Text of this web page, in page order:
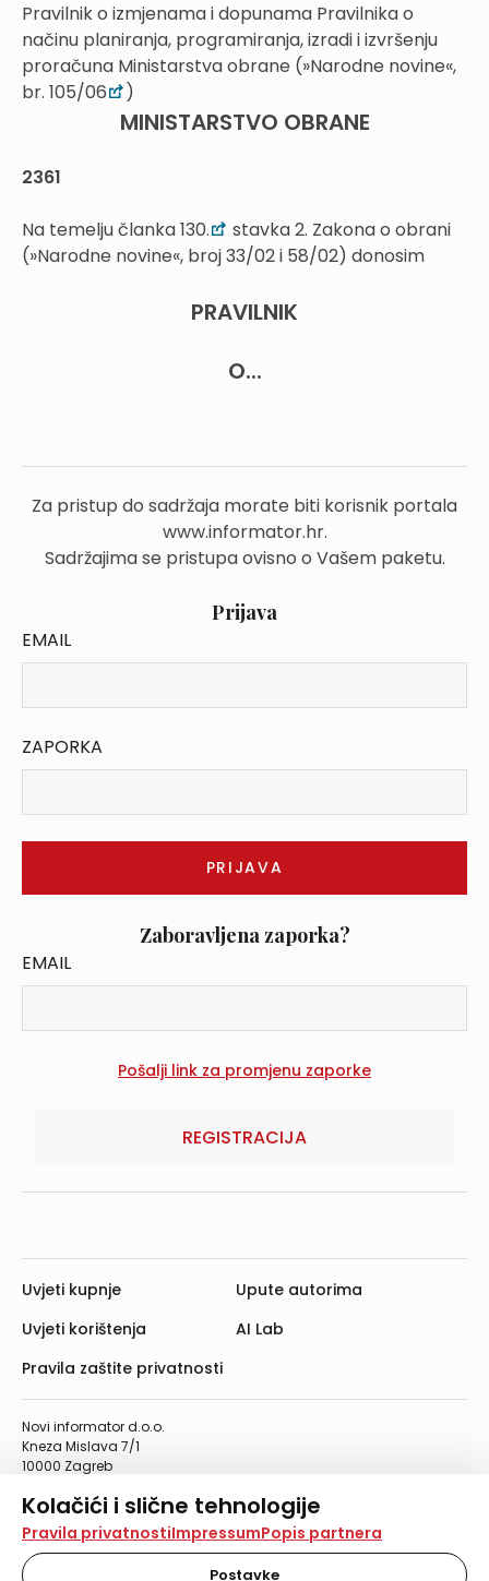
Kolačići i slične tehnologije
Na našoj web stranici koristimo kolačiće i slične
tehnologije za pohranu, čitanje i obradu informacija na
vašem uređaju. Time poboljšavamo korisničko iskustvo,
Pravila privatnostiImpressumPopis partnera
Postavke
Pravilnik o izmjenama i dopunama Pravilnika o
načinu planiranja, programiranja, izradi i izvršenju
proračuna Ministarstva obrane (»Narodne novine«,
br. 105/06
)
MINISTARSTVO OBRANE
2361
Na temelju članka 130.
stavka 2. Zakona o obrani
(»Narodne novine«, broj 33/02 i 58/02) donosim
PRAVILNIK
O...
Za pristup do sadržaja morate biti korisnik portala
www.informator.hr.
Sadržajima se pristupa ovisno o Vašem paketu.
Prijava
EMAIL
ZAPORKA
Zaboravljena zaporka?
EMAIL
REGISTRACIJA
Novi informator d.o.o.
Kneza Mislava 7/1
10000 Zagreb
Telefaks: 01/4612-553
info@informator.hr
Uvjeti kupnje
Uvjeti korištenja
Pravila zaštite privatnosti
Upute autorima
AI Lab